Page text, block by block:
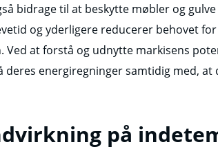
bidrage til at beskytte møbler og
og yderligere reducerer behovet
Ved at forstå og udnytte markisens
deres energiregninger samtidig med,
på